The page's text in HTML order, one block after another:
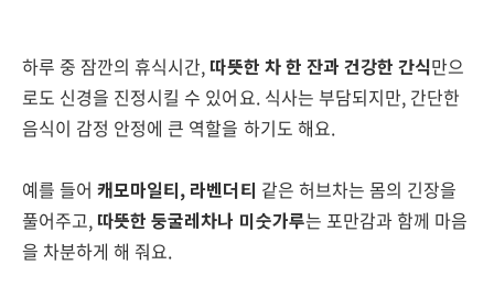
하루 중 잠깐의 휴식시간, 따뜻한 차 한 잔과 건강한 간식만으
로도 신경을 진정시킬 수 있어요. 식사는 부담되지만, 간단한
음식이 감정 안정에 큰 역할을 하기도 해요.
예를 들어캐모마일티, 라벤더티 같은 허브차는 몸의 긴장을
풀어주고, 따뜻한 둥굴레차나 미숫가루는 포만감과 함께 마음
을 차분하게 해 줘요.